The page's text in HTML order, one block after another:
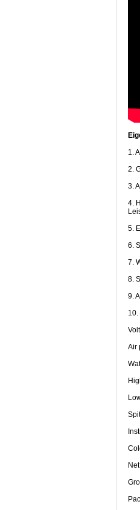
1.
2.
3.
4.
5.
6.
7.
8.
9.
10.
Air